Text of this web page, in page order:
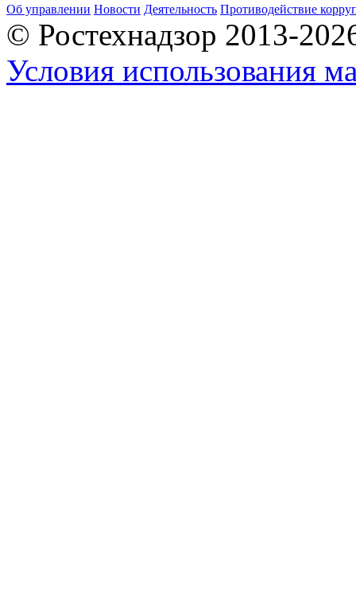
Об управлении Новости Деятельность Противодействие
© Ростехнадзор 2013-
Условия использования